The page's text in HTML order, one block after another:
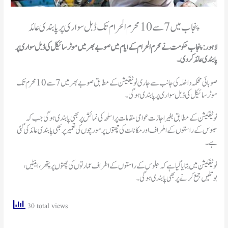
پنجاب میں 7 سے 10 محرم الحرام تک ڈبل سواری پر پابندی عائد
لاہور: پنجاب حکومت نے محرم الحرام کے ایام میں صوبے بھر میں موٹر سائیکل کی ڈبل سواری پر
پابندی عائد کردی۔
صوبائی محکمہ داخلہ کی جانب سے جاری نوٹیفکیشن کےمطابق صوبے بھر میں 7 سے 10 محرم تک
موٹر سائیکل کی ڈبل سواری پرپابندی ہوگی۔
جلوس کے راستوں کے اطراف اور مکانات کی چھتوں پر مورچوں کی تعمیر پر بھی پابندی عائد کی گئی
ہے۔
نوٹیفکیشن میں بتایا گیا ہے کہ جلوس کے راستوں کے اطراف عمارتوں کی چھتوں پر پتھر، اینٹیں،
30 total views